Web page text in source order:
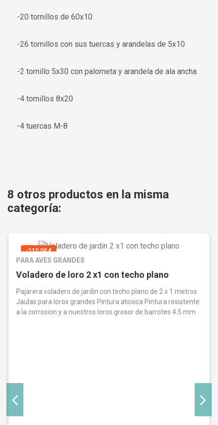
-20 tornillos de 60x10
-26 tornillos con sus tuercas y arandelas de 5x10
-2 tornillo 5x30 con palometa y arandela de ala ancha
-4 tornillos 8x20
-4 tuercas M-8
8 otros productos en la misma
categoría:
-110,00 €
PARA AVES GRANDES
Voladero de loro 2 x1 con techo plano
Pajarera voladero de jardin con techo plano de 2 x 1 metros
Jaulas para loros grandes Pintura atoxica Pintura resistente
a la corrosion y a nuestros loros grosor de barrotes 4.5 mm